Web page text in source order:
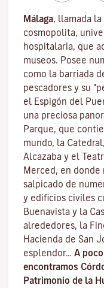
Málaga, llamada
cosmopolita,
hospitalaria, que
museos. Posee
como la barriada
pescadores y su
el Espigón del
una preciosa
Parque, que
mundo, la
Alcazaba y el
Merced, en donde
salpicado de
y edificios civiles
Buenavista y la
alrededores, la
Hacienda de San
esplendor… A
encontramos
Patrimonio de la